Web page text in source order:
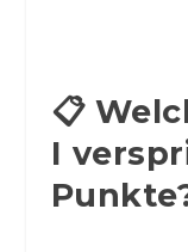
📋
I